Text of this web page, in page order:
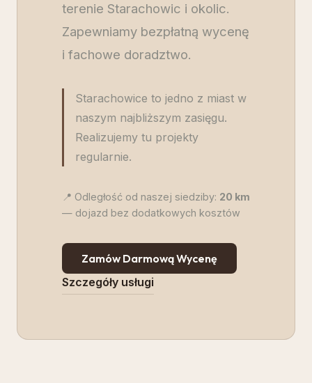
terenie Starachowic i okolic.
Zapewniamy bezpłatną wycenę
i fachowe doradztwo.
Starachowice to jedno z miast w
naszym najbliższym zasięgu.
Realizujemy tu projekty
regularnie.
📍 Odległość od naszej siedziby: 20 km
— dojazd bez dodatkowych kosztów
Zamów Darmową Wycenę
Szczegóły usługi